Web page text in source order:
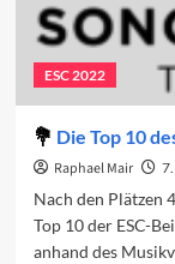
ESC 2022
Die Top 10
Raphael Mair
Nach den Plätzen
Top 10 der ESC-
anhand des